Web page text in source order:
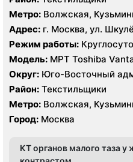
Метро: Волжская,
Адрес: г. Москва, ул.
Режим работы:
Модель: МРТ Toshiba
Aquilion Prime 160 срезов,
Округ: Юго-Восточный
Район: Текстильщики
Метро: Волжская,
Город: Москва
КТ органов малого таза у